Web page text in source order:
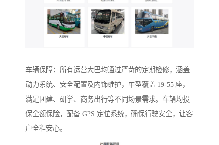
车辆保障：所有运营大巴均通过严苛的定期检修，涵盖
动力系统、安全配置及内饰维护，车型覆盖 19-55 座，
满足团建、研学、商务出行等不同场景需求。车辆均投
保全额保险，配备 GPS 定位系统，确保行驶安全，让客
户全程安心。